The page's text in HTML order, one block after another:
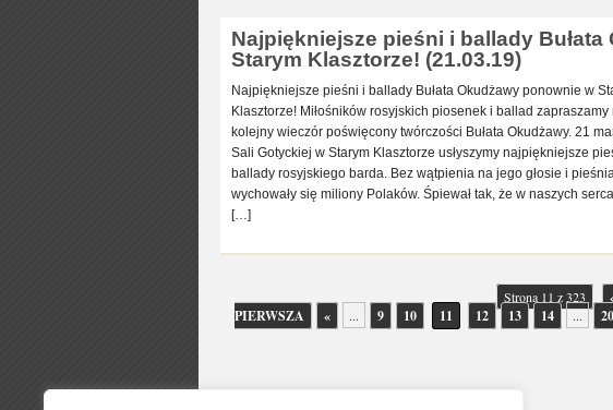
Najpiękniejsze pieśni i ballady
Starym Klasztorze! (21.03.19)
Najpiękniejsze pieśni i ballady Bułata Okudżawy ponownie w
Klasztorze! Miłośników rosyjskich piosenek i ballad zapraszamy
kolejny wieczór poświęcony twórczości Bułata Okudżawy. 21
Sali Gotyckiej w Starym Klasztorze usłyszymy najpiękniejsze
ballady rosyjskiego barda. Bez wątpienia na jego głosie i
wychowały się miliony Polaków. Śpiewał tak, że w naszych
[…]
Strona 11 z 323
PIERWSZA
« ... 9 10 11 12 13 14 ... 20